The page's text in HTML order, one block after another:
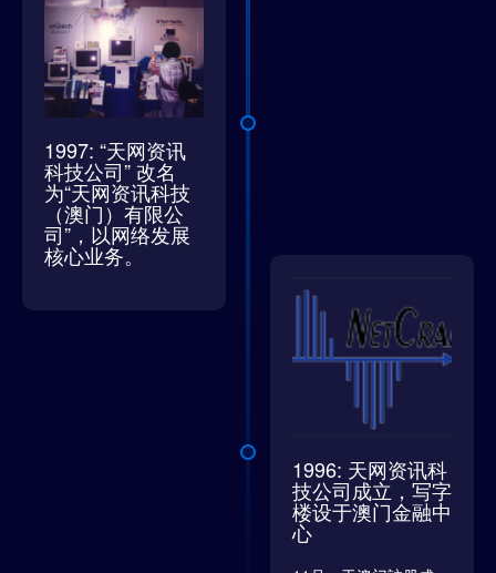
1997: “天网资讯
科技公司” 改名
为“天网资讯科技
（澳门）有限公
司”，以网络发展
核心业务。
1996: 天网资讯科
技公司成立，写字
楼设于澳门金融中
心